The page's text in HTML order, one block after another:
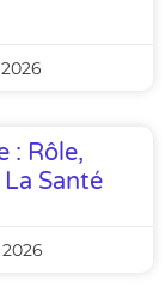
: Rôle,
Santé